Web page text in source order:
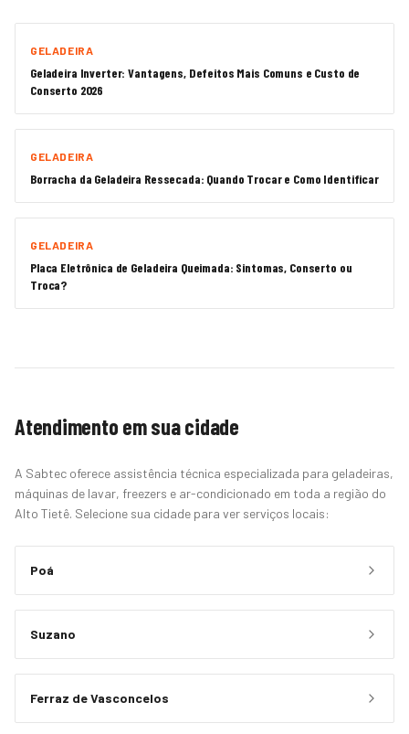
GELADEIRA
Geladeira Inverter: Vantagens, Defeitos Mais Comuns e Custo de
Conserto 2026
GELADEIRA
Borracha da Geladeira Ressecada: Quando Trocar e Como Identificar
GELADEIRA
Placa Eletrônica de Geladeira Queimada: Sintomas, Conserto ou
Troca?
Atendimento em sua cidade
A Sabtec oferece assistência técnica especializada para geladeiras,
máquinas de lavar, freezers e ar-condicionado em toda a região do
Alto Tietê. Selecione sua cidade para ver serviços locais:
Poá
Suzano
Ferraz de Vasconcelos